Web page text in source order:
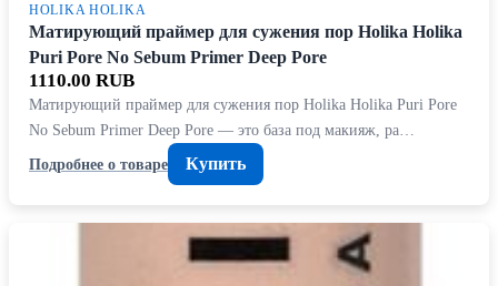
HOLIKA HOLIKA
Матирующий праймер для сужения пор Holika Holika
Puri Pore No Sebum Primer Deep Pore
1110.00 RUB
Матирующий праймер для сужения пор Holika Holika Puri Pore
No Sebum Primer Deep Pore — это база под макияж, ра…
Подробнее о товаре
Купить